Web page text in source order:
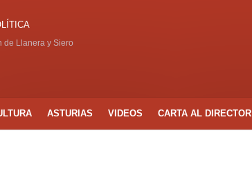
de Llanera y Siero
ASTURIAS VIDEOS CARTA AL DIRECTOR